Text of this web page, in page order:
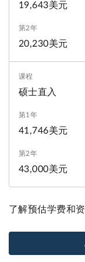
19,643美元
20,230美元
硕士直入
41,746美元
43,000美元
了解预估学费和